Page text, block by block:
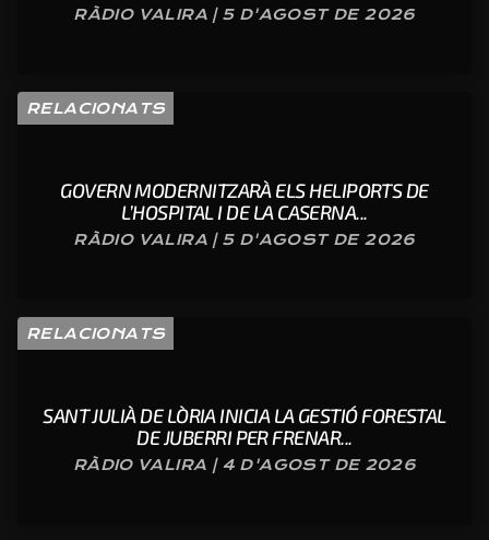
RÀDIO VALIRA | 5 D'AGOST DE 2026
RELACIONATS
GOVERN MODERNITZARÀ ELS HELIPORTS DE
L’HOSPITAL I DE LA CASERNA...
RÀDIO VALIRA | 5 D'AGOST DE 2026
RELACIONATS
SANT JULIÀ DE LÒRIA INICIA LA GESTIÓ FORESTAL
DE JUBERRI PER FRENAR...
RÀDIO VALIRA | 4 D'AGOST DE 2026